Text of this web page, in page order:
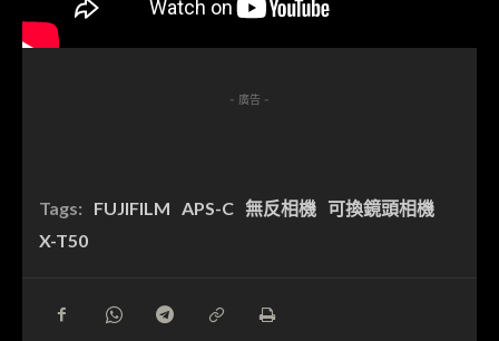
- 廣告 -
Tags: FUJIFILM APS-C 無反相機 可換鏡頭相機
X-T50